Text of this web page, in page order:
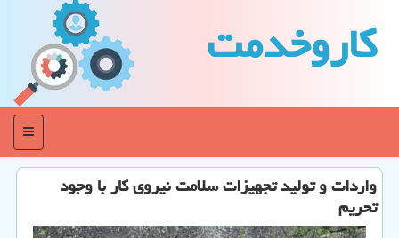
كاروخدمت
منو
واردات و تولید تجهیزات سلامت نیروی كار با وجود
تحریم